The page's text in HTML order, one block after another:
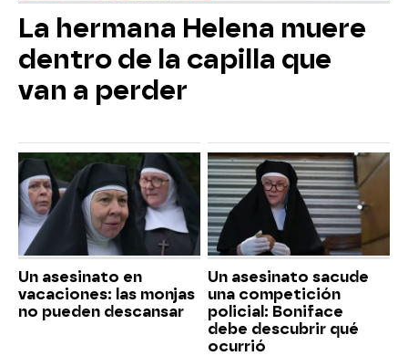
La hermana Helena muere
dentro de la capilla que
van a perder
Un asesinato en
vacaciones: las monjas
no pueden descansar
Un asesinato sacude
una competición
policial: Boniface
debe descubrir qué
ocurrió